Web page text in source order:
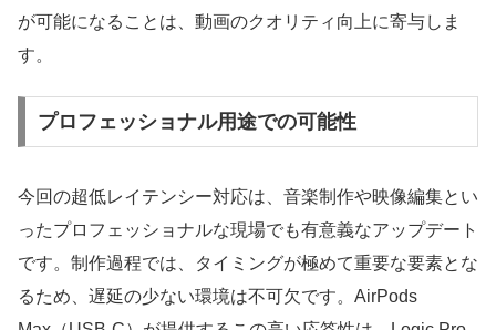
が可能になることは、動画のクオリティ向上に寄与しま
す。
プロフェッショナル用途での可能性
今回の超低レイテンシー対応は、音楽制作や映像編集とい
ったプロフェッショナルな現場でも有意義なアップデート
です。制作過程では、タイミングが極めて重要な要素とな
るため、遅延の少ない環境は不可欠です。AirPods